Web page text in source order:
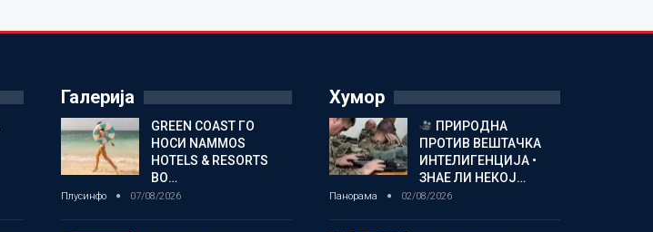
Галерија
GREEN COAST ГО
НОСИ NAMMOS
HOTELS & RESORTS
ВО…
Плусинфо 07/08/2026
Хумор
ПРИРОДНА
ПРОТИВ ВЕШТАЧКА
ИНТЕЛИГЕНЦИЈА •
ЗНАЕ ЛИ НЕКОЈ…
Панорама 02/08/2026